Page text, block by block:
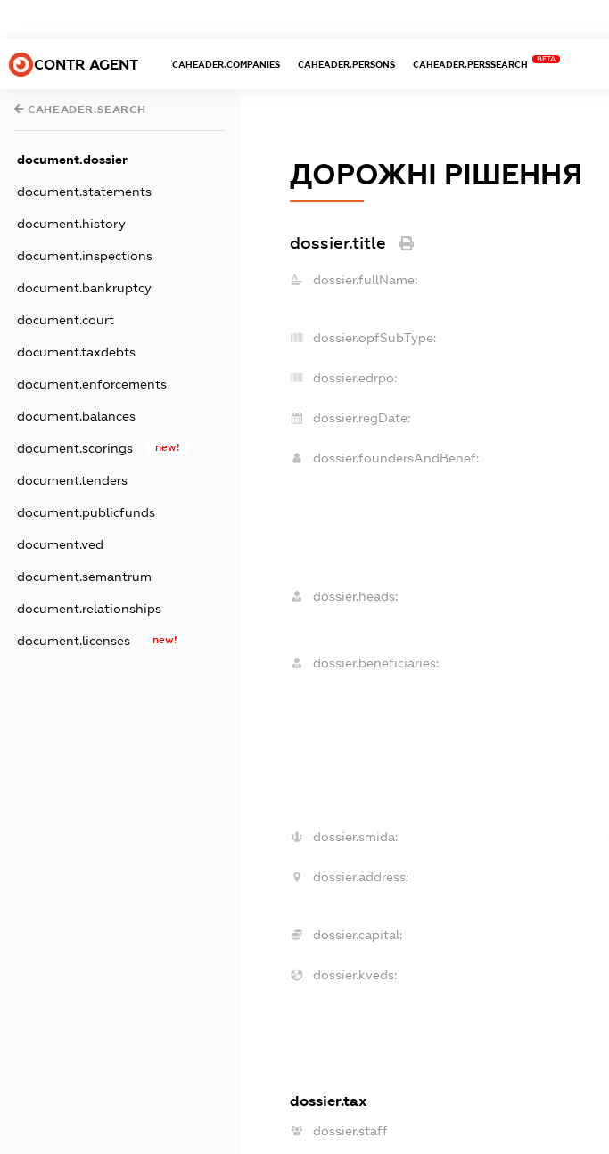
CONTR AGENT CAHEADER.COMPANIES CAHEADER.PERSONS CAHEADER.PERSSEARCH
BETA
CAHEADER.SEARCH
document.dossier
document.statements
document.history
document.inspections
document.bankruptcy
document.court
document.taxdebts
document.enforcements
document.balances
document.scorings new!
document.tenders
document.publicfunds
document.ved
document.semantrum
document.relationships
document.licenses new!
ДОРОЖНІ РІШЕННЯ
dossier.title
dossier.fullName:
dossier.opfSubType:
dossier.edrpo:
dossier.regDate:
dossier.foundersAndBenef:
dossier.heads:
dossier.beneficiaries:
dossier.smida:
dossier.address:
dossier.capital:
dossier.kveds:
dossier.tax
dossier.staff